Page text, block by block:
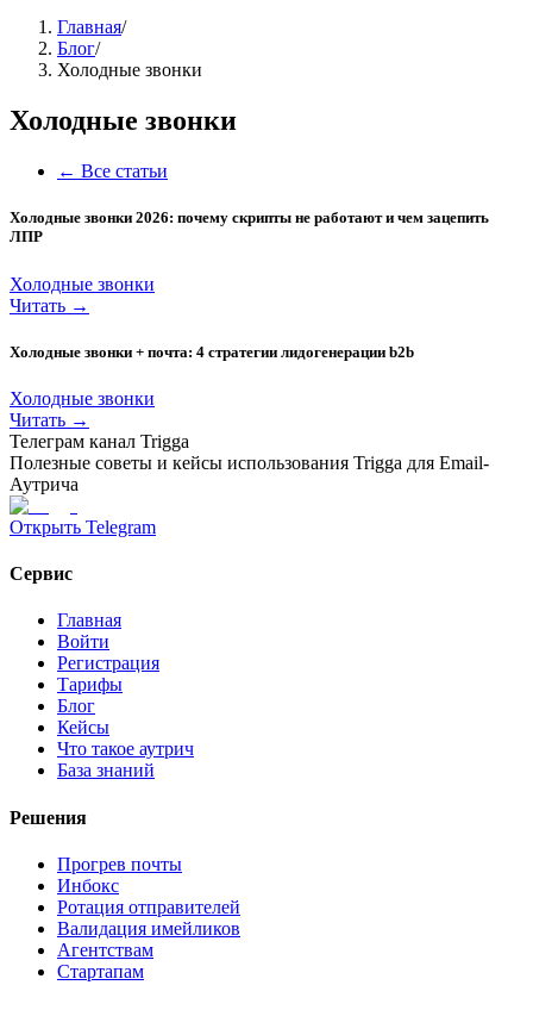
Главная/
Блог/
Холодные звонки
Холодные звонки
← Все статьи
Холодные звонки 2026: почему скрипты не работают и чем зацепить
ЛПР
Холодные звонки
Читать →
Холодные звонки + почта: 4 стратегии лидогенерации b2b
Холодные звонки
Читать →
Телеграм канал Trigga
Полезные советы и кейсы использования Trigga для Email-
Аутрича
Открыть Telegram
Сервис
Главная
Войти
Регистрация
Тарифы
Блог
Кейсы
Что такое аутрич
База знаний
Решения
Прогрев почты
Инбокс
Ротация отправителей
Валидация имейликов
Агентствам
Стартапам